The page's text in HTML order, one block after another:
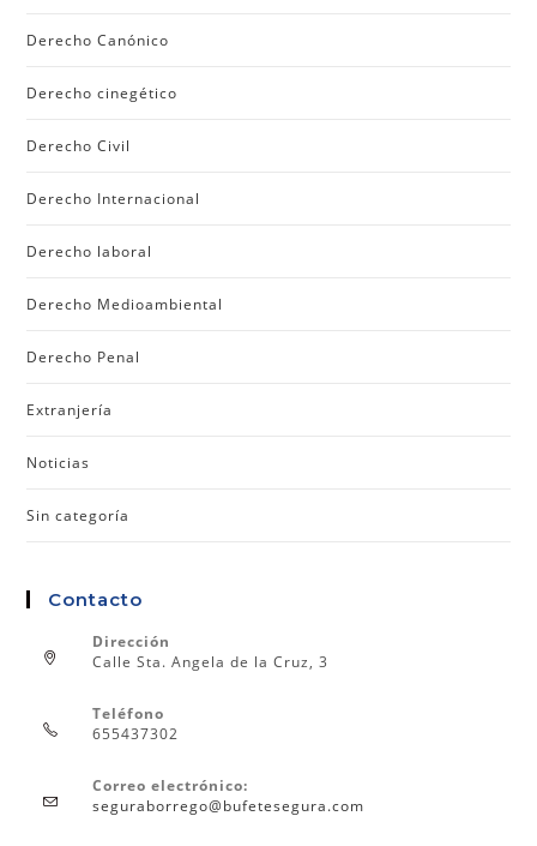
Derecho Canónico
Derecho cinegético
Derecho Civil
Derecho Internacional
Derecho laboral
Derecho Medioambiental
Derecho Penal
Extranjería
Noticias
Sin categoría
Contacto
Dirección
Calle Sta. Angela de la Cruz, 3
Teléfono
655437302
Correo electrónico:
seguraborrego@bufetesegura.com